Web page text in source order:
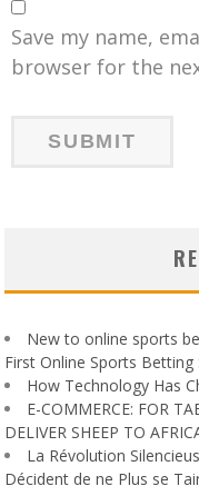
Save my name,
browser for the
New to online sports
First Online Sports Betting
How Technology Has
E-COMMERCE: FOR
DELIVER SHEEP TO
La Révolution
Décident de ne Plus se